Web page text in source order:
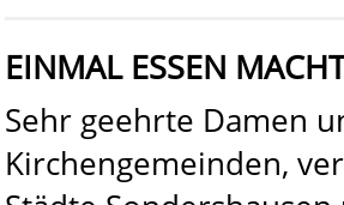
EINMAL ESSEN
Sehr geehrte Damen
Kirchengemeinden,